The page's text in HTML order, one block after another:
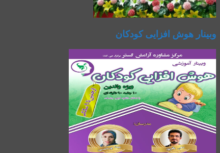
وبینار هوش افزایی کودکان